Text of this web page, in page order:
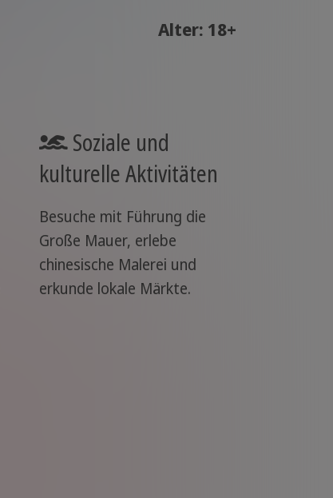
Alter: 18+
Soziale und
kulturelle Aktivitäten
Besuche mit Führung die
Große Mauer, erlebe
chinesische Malerei und
erkunde lokale Märkte.